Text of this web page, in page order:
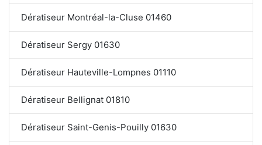
Dératiseur Montréal-la-Cluse 01460
Dératiseur Sergy 01630
Dératiseur Hauteville-Lompnes 01110
Dératiseur Bellignat 01810
Dératiseur Saint-Genis-Pouilly 01630